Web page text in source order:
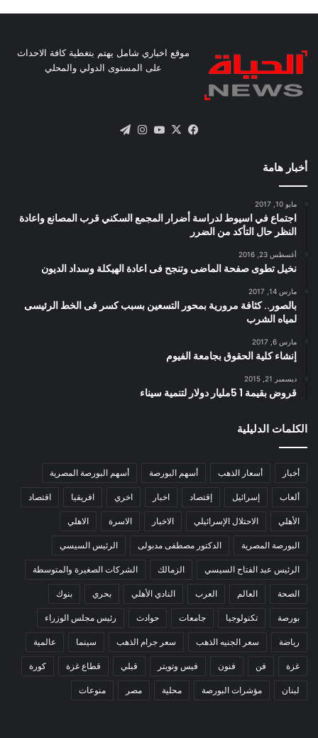
موقع اخباري شامل يهتم بتغطية كافة الاحداث
على المستوى الدولي والمحلي
فيسبوك
X يوتيوبانستقرام
أخبار هامة
مايو 10, 2017
اجتماع في اسيوط لدراسة أضرار المجمع السكني قرب المصانع واعادة
النظر حال التأكد من الضرر
أغسطس 23, 2016
نخيل تطوى صفحة الماضى وتنجح فى اعادة الهيكلة وسداد الديون
مارس 14, 2017
بالصور.. كثافة مرورية بمحور التسعين بسبب كسر فى الخط الرئيسى
لمياه الشرب
مارس 6, 2017
إنشاء كلية الحقوق بجامعة الفيوم
ديسمبر 21, 2015
قروض بقيمة 1 5مليار دولار لتنمية سيناء
الكلمات الدليلية
أخبار أسعار الذهب أسهم البورصة أسهم البورصة المصرية
ألعاب إسرائيل إقتصاد اخبار اخري افريقيا اقتصاد
الأهلي الاحتلال الإسرائيلي الاخبار الاسرة الاهلي
البورصة المصرية الدكتور مصطفى مدبولى الرئيس السيسي
الرئيس عبد الفتاح السيسي الزمالك الشركات الصغيرة والمتوسطة
الصحة العالم العرب النادي الأهلي بحري بنوك
بورصة تكنولوجيا جامعات حوادث رئيس مجلس الوزراء
رياضة سعر الجنيه الذهب سعر جرام الذهب سينما عالمية
غزة فن فنون فيس وتويتر قبلي قطاع غزة كورة
لبنان مؤشرات البورصة محلية مصر منوعات